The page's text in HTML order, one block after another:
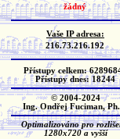
žádný
Vaše IP adresa:
216.73.216.192
Přístupy celkem:
Přístupy dnes: 18244
© 2004-2024
Ing. Ondřej Fuciman,
Optimalizováno pro
1280x720 a vyšší